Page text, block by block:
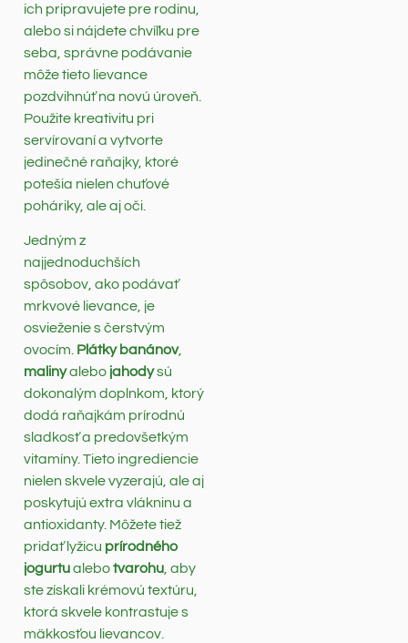
ich pripravujete pre rodinu,
alebo si nájdete chvíľku pre
seba, správne podávanie
môže tieto lievance
pozdvihnúť na novú úroveň.
Použite kreativitu pri
servírovaní a vytvorte
jedinečné raňajky, ktoré
potešia nielen chuťové
poháriky, ale aj oči.
Jedným z
najjednoduchších
spôsobov, ako podávať
mrkvové lievance, je
osvieženie s čerstvým
ovocím. Plátky banánov,
malinyalebo jahodysú
dokonalým doplnkom, ktorý
dodá raňajkám prírodnú
sladkosť a predovšetkým
vitamíny. Tieto ingrediencie
nielen skvele vyzerajú, ale aj
poskytujú extra vlákninu a
antioxidanty. Môžete tiež
pridať lyžicu prírodného
jogurtualebotvarohu , aby
ste získali krémovú textúru,
ktorá skvele kontrastuje s
mäkkosťou lievancov.